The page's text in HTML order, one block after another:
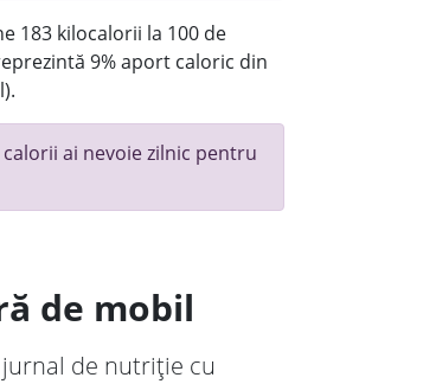
183 kilocalorii la 100 de
9% aport caloric din
ai nevoie zilnic pentru
de mobil
de nutriție cu